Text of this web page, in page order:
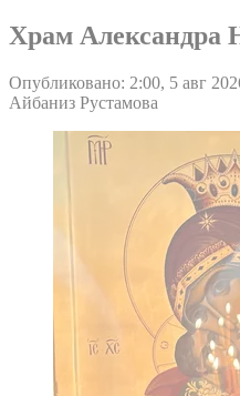
Храм Александра
Опубликовано: 2:00, 5 авг
Айбаниз Рустамова